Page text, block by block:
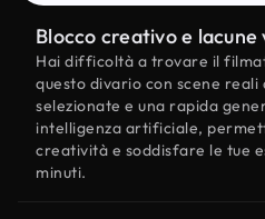
Blocco creativo e lacune
Hai difficoltà a trovare il
questo divario con scene
selezionate e una rapida
intelligenza artificiale,
creatività e soddisfare le tue
minuti.